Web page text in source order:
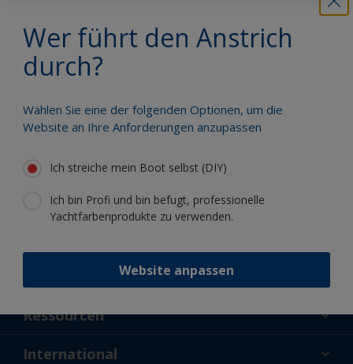
Wer führt den Anstrich
durch?
Wählen Sie eine der folgenden Optionen, um die
Website an Ihre Anforderungen anzupassen
Ich streiche mein Boot selbst (DIY)
Ich bin Profi und bin befugt, professionelle
Yachtfarbenprodukte zu verwenden.
Website anpassen
Profitieren Sie von unserer ständigen
Innovation und unserem
wissenschaftlichen Know-how
Unterstützung
Ressourcen
Aktuelles
International